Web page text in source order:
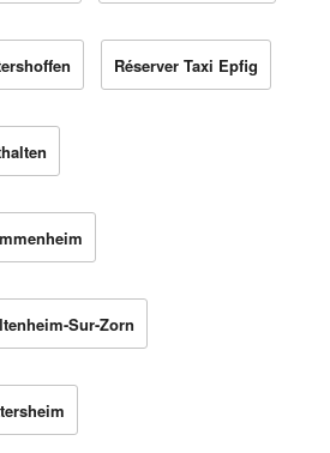
Réserver Taxi Epfig
Sur-Zorn